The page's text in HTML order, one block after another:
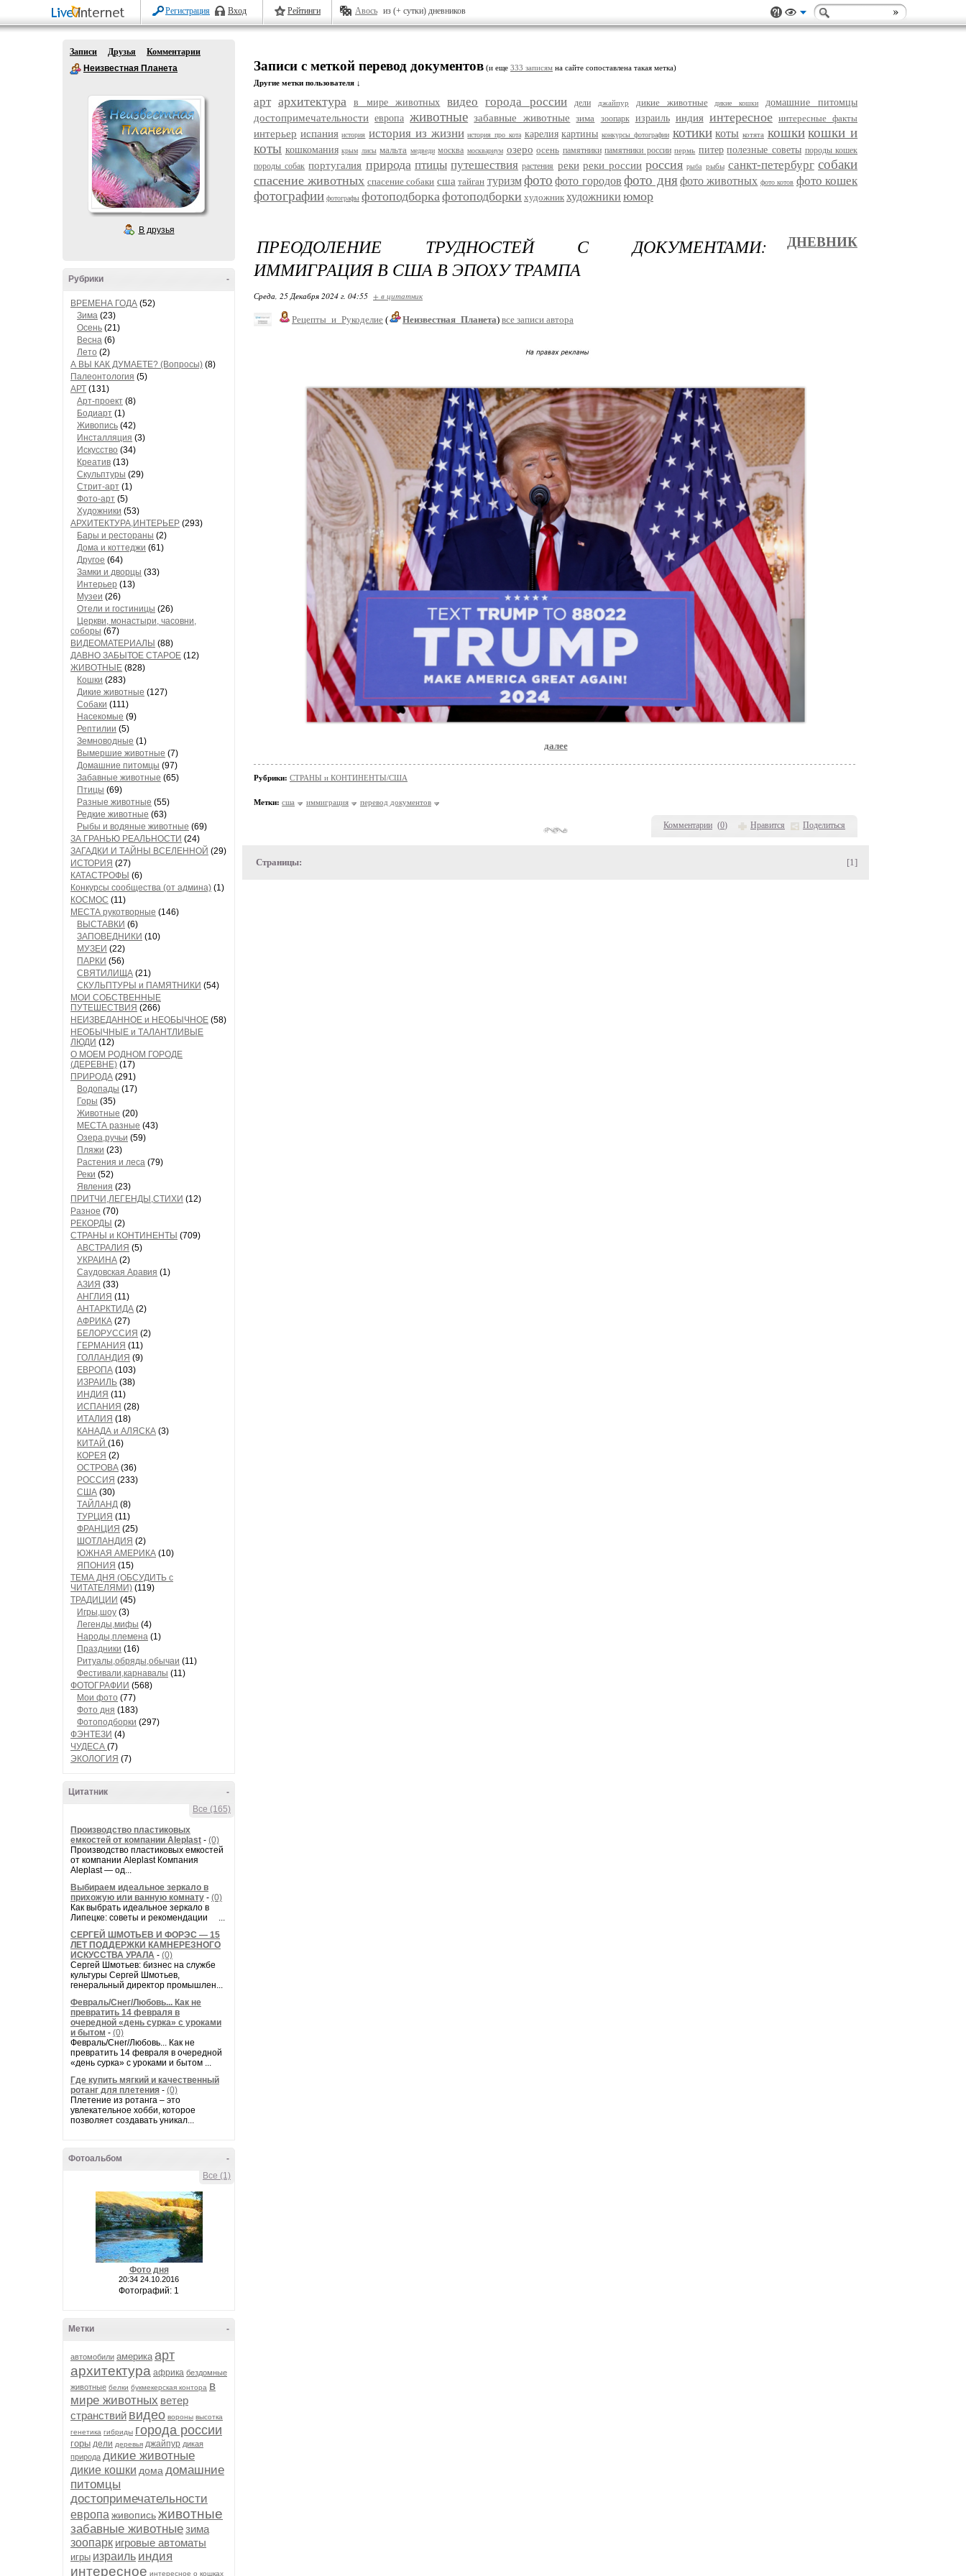
Регистрация Вход Рейтинги Авось из (+ сутки) дневников
Записи Друзья
Комментарии
Неизвестная Планета
В друзья
-
Рубрики
ВРЕМЕНА ГОДА (52)
Зима (23)
Осень (21)
Весна (6)
Лето (2)
А ВЫ КАК ДУМАЕТЕ? (Вопросы) (8)
Палеонтология (5)
АРТ (131)
Арт-проект (8)
Бодиарт (1)
Живопись (42)
Инсталляция (3)
Искусство (34)
Креатив (13)
Скульптуры (29)
Стрит-арт (1)
Фото-арт (5)
Художники (53)
АРХИТЕКТУРА,ИНТЕРЬЕР (293)
Бары и рестораны (2)
Дома и коттеджи (61)
Другое (64)
Замки и дворцы (33)
Интерьер (13)
Музеи (26)
Отели и гостиницы (26)
Церкви, монастыри, часовни,
соборы (67)
ВИДЕОМАТЕРИАЛЫ (88)
ДАВНО ЗАБЫТОЕ СТАРОЕ (12)
ЖИВОТНЫЕ (828)
Кошки (283)
Дикие животные (127)
Собаки (111)
Насекомые (9)
Рептилии (5)
Земноводные (1)
Вымершие животные (7)
Домашние питомцы (97)
Забавные животные (65)
Птицы (69)
Разные животные (55)
Редкие животные (63)
Рыбы и водяные животные (69)
ЗА ГРАНЬЮ РЕАЛЬНОСТИ (24)
ЗАГАДКИ И ТАЙНЫ ВСЕЛЕННОЙ (29)
ИСТОРИЯ (27)
КАТАСТРОФЫ (6)
Конкурсы сообщества (от админа) (1)
КОСМОС (11)
МЕСТА рукотворные (146)
ВЫСТАВКИ (6)
ЗАПОВЕДНИКИ (10)
МУЗЕИ (22)
ПАРКИ (56)
СВЯТИЛИЩА (21)
СКУЛЬПТУРЫ и ПАМЯТНИКИ (54)
МОИ СОБСТВЕННЫЕ
ПУТЕШЕСТВИЯ (266)
НЕИЗВЕДАННОЕ и НЕОБЫЧНОЕ (58)
НЕОБЫЧНЫЕ и ТАЛАНТЛИВЫЕ
ЛЮДИ (12)
О МОЕМ РОДНОМ ГОРОДЕ
(ДЕРЕВНЕ) (17)
ПРИРОДА (291)
Водопады (17)
Горы (35)
Животные (20)
МЕСТА разные (43)
Озера,ручьи (59)
Пляжи (23)
Растения и леса (79)
Реки (52)
Явления (23)
ПРИТЧИ,ЛЕГЕНДЫ,СТИХИ (12)
Разное (70)
РЕКОРДЫ (2)
СТРАНЫ и КОНТИНЕНТЫ (709)
АВСТРАЛИЯ (5)
УКРАИНА (2)
Саудовская Аравия (1)
АЗИЯ (33)
АНГЛИЯ (11)
АНТАРКТИДА (2)
АФРИКА (27)
БЕЛОРУССИЯ (2)
ГЕРМАНИЯ (11)
ГОЛЛАНДИЯ (9)
ЕВРОПА (103)
ИЗРАИЛЬ (38)
ИНДИЯ (11)
ИСПАНИЯ (28)
ИТАЛИЯ (18)
КАНАДА и АЛЯСКА (3)
КИТАЙ (16)
КОРЕЯ (2)
ОСТРОВА (36)
РОССИЯ (233)
США (30)
ТАЙЛАНД (8)
ТУРЦИЯ (11)
ФРАНЦИЯ (25)
ШОТЛАНДИЯ (2)
ЮЖНАЯ АМЕРИКА (10)
ЯПОНИЯ (15)
ТЕМА ДНЯ (ОБСУДИТЬ с
ЧИТАТЕЛЯМИ) (119)
ТРАДИЦИИ (45)
Игры,шоу (3)
Легенды,мифы (4)
Народы,племена (1)
Праздники (16)
Ритуалы,обряды,обычаи (11)
Фестивали,карнавалы (11)
ФОТОГРАФИИ (568)
Мои фото (77)
Фото дня (183)
Фотоподборки (297)
ФЭНТЕЗИ (4)
ЧУДЕСА (7)
ЭКОЛОГИЯ (7)
-
Цитатник
Все (165)
Производство пластиковых
емкостей от компании Aleplast - (0)
Производство пластиковых емкостей
от компании Aleplast Компания
Aleplast — од...
Выбираем идеальное зеркало в
прихожую или ванную комнату - (0)
Как выбрать идеальное зеркало в
Липецке: советы и рекомендации ...
СЕРГЕЙ ШМОТЬЕВ И ФОРЭС — 15
ЛЕТ ПОДДЕРЖКИ КАМНЕРЕЗНОГО
ИСКУССТВА УРАЛА - (0)
Сергей Шмотьев: бизнес на службе
культуры Сергей Шмотьев,
генеральный директор промышлен...
Февраль/Снег/Любовь... Как не
превратить 14 февраля в
очередной «день сурка» с уроками
и бытом - (0)
Февраль/Снег/Любовь... Как не
превратить 14 февраля в очередной
«день сурка» с уроками и бытом ...
Где купить мягкий и качественный
ротанг для плетения - (0)
Плетение из ротанга – это
увлекательное хобби, которое
позволяет создавать уникал...
-
Фотоальбом
Все (1)
Фото дня
20:34 24.10.2016
Фотографий: 1
-
Метки
автомобили америка арт
архитектура африка бездомные
животные белки букмекерская контора в
мире животных ветер
странствий видео вороны высотка
генетика гибриды города россии
горы дели деревья джайпур дикая
природа дикие животные
дикие кошки дома домашние
питомцы
достопримечательности
европа живописьживотные
забавные животныезима
зоопарк игровые автоматы
игры израиль индия
интересное интересное о кошках
Записи с меткой перевод документов (и еще 333 записям на сайте сопоставлена такая метка)
Другие метки пользователя ↓
арт архитектура в мире животных видео города россии дели джайпур дикие животные дикие кошки домашние питомцы
достопримечательности европа животные забавные животные зима зоопарк израиль индия интересное интересные факты
интерьер испания история история из жизни история про кота карелия картины конкурсы фотографии котики коты котята кошки кошки и
коты кошкомания крым лисы мальта медведи москва москвариум озеро осень памятники памятники россии пермь питер полезные советы породы кошек
породы собак португалия природа птицы путешествия растения реки реки россии россия рыба рыбы санкт-петербург собаки
спасение животных спасение собаки сша тайган туризм фото фото городов фото дня фото животных фото котов фото кошек
фотографии фотографы фотоподборкафотоподборки художник художники юмор
Комментарии (0) Нравится Поделиться
ПРЕОДОЛЕНИЕ ТРУДНОСТЕЙ С ДОКУМЕНТАМИ:
ИММИГРАЦИЯ В США В ЭПОХУ ТРАМПА
ДНЕВНИК
Среда, 25 Декабря 2024 г. 04:55 + в цитатник
Рецепты_и_Рукоделие ( Неизвестная_Планета) все записи автора
далее
Рубрики: СТРАНЫ и КОНТИНЕНТЫ/США
Метки: сша иммиграция перевод документов
Страницы: [1]